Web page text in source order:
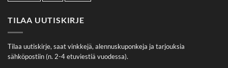
TILAA UUTISKIRJE
Tilaa uutiskirje, saat vinkkejä, alennuskuponkeja ja tarjouksia
sähköpostiin (n. 2-4 etuviestiä vuodessa).